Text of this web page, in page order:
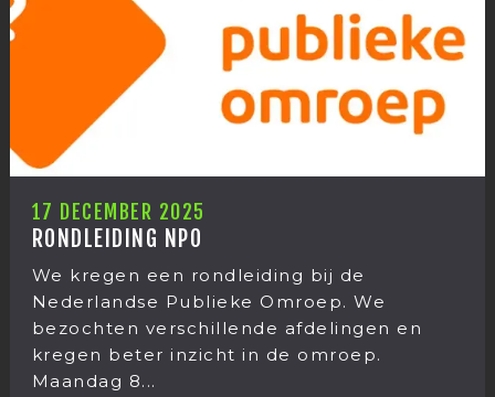
17 DECEMBER 2025
RONDLEIDING NPO
We kregen een rondleiding bij de
Nederlandse Publieke Omroep. We
bezochten verschillende afdelingen en
kregen beter inzicht in de omroep.
Maandag 8...